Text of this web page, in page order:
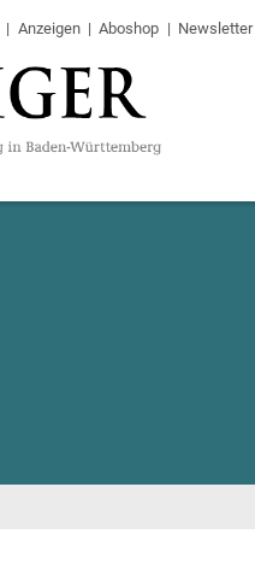
Anzeigen Aboshop Newsletter